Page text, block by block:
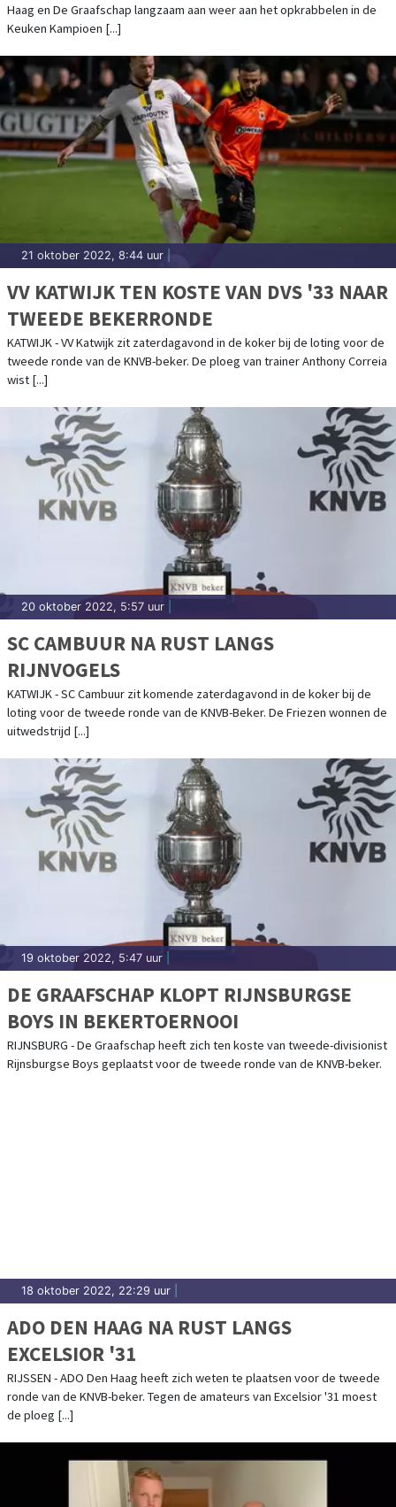
Haag en De Graafschap langzaam aan weer aan het opkrabbelen in de
Keuken Kampioen [...]
21 oktober 2022, 8:44 uur
VV KATWIJK TEN KOSTE VAN DVS '33 NAAR
TWEEDE BEKERRONDE
KATWIJK - VV Katwijk zit zaterdagavond in de koker bij de loting voor de
tweede ronde van de KNVB-beker. De ploeg van trainer Anthony Correia
wist [...]
20 oktober 2022, 5:57 uur
SC CAMBUUR NA RUST LANGS
RIJNVOGELS
KATWIJK - SC Cambuur zit komende zaterdagavond in de koker bij de
loting voor de tweede ronde van de KNVB-Beker. De Friezen wonnen de
uitwedstrijd [...]
19 oktober 2022, 5:47 uur
DE GRAAFSCHAP KLOPT RIJNSBURGSE
BOYS IN BEKERTOERNOOI
RIJNSBURG - De Graafschap heeft zich ten koste van tweede-divisionist
Rijnsburgse Boys geplaatst voor de tweede ronde van de KNVB-beker.
18 oktober 2022, 22:29 uur
ADO DEN HAAG NA RUST LANGS
EXCELSIOR '31
RIJSSEN - ADO Den Haag heeft zich weten te plaatsen voor de tweede
ronde van de KNVB-beker. Tegen de amateurs van Excelsior '31 moest
de ploeg [...]